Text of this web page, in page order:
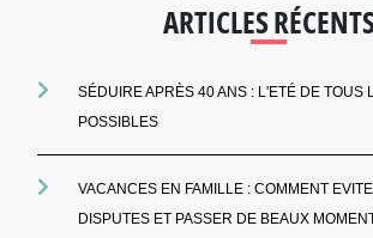
ARTICLES
SÉDUIRE APRÈS 40 ANS : L'ETÉ DE TOUS
POSSIBLES
VACANCES EN FAMILLE : COMMENT
DISPUTES ET PASSER DE BEAUX